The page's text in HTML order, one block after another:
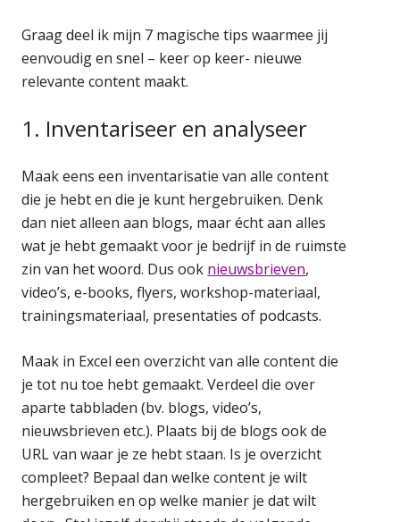
Graag deel ik mijn 7 magische tips waarmee jij
eenvoudig en snel – keer op keer- nieuwe
relevante content maakt.
1. Inventariseer en analyseer
Maak eens een inventarisatie van alle content
die je hebt en die je kunt hergebruiken. Denk
dan niet alleen aan blogs, maar écht aan alles
wat je hebt gemaakt voor je bedrijf in de ruimste
zin van het woord. Dus ook nieuwsbrieven,
video’s, e-books, flyers, workshop-materiaal,
trainingsmateriaal, presentaties of podcasts.
Maak in Excel een overzicht van alle content die
je tot nu toe hebt gemaakt. Verdeel die over
aparte tabbladen (bv. blogs, video’s,
nieuwsbrieven etc.). Plaats bij de blogs ook de
URL van waar je ze hebt staan. Is je overzicht
compleet? Bepaal dan welke content je wilt
hergebruiken en op welke manier je dat wilt